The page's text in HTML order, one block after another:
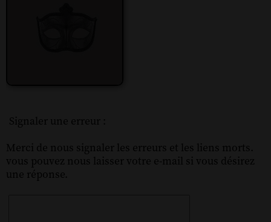
Signaler une erreur :
Merci de nous signaler les erreurs et les liens morts.
vous pouvez nous laisser votre e-mail si vous désirez
une réponse.